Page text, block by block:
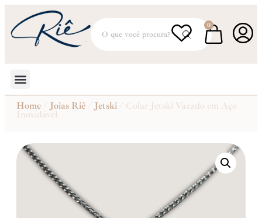
0
Home Joias Riê Jetski / Colar Jetski Vazado em Aço
Inoxidável